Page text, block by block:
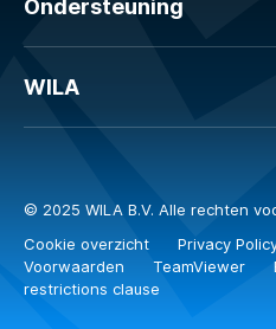
Ondersteuning
WILA
© 2025 WILA B.V. Alle rechten
Cookie overzicht
Privacy
Voorwaarden
TeamViewer
restrictions clause